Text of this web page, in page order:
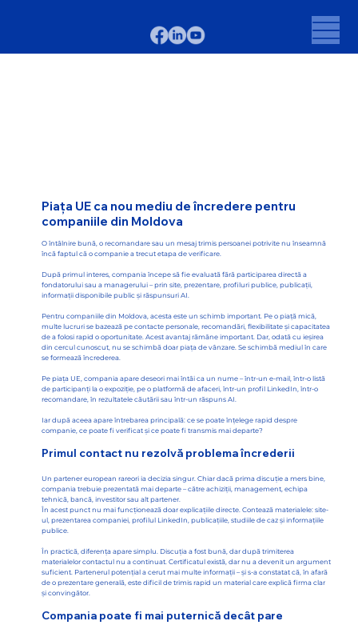
Piața UE ca nou mediu de încredere pentru
companiile din Moldova
O întâlnire bună, o recomandare sau un mesaj trimis persoanei potrivite nu înseamnă
încă faptul că o companie a trecut etapa de verificare.
După primul interes, compania începe să fie evaluată fără participarea directă a
fondatorului sau a managerului – prin site, prezentare, profiluri publice, publicații,
informații disponibile public și răspunsuri AI.
Pentru companiile din Moldova, acesta este un schimb important. Pe o piață mică,
multe lucruri se bazează pe contacte personale, recomandări, flexibilitate și capacitatea
de a folosi rapid o oportunitate. Acest avantaj rămâne important. Dar, odată cu ieșirea
din cercul cunoscut, nu se schimbă doar piața de vânzare. Se schimbă mediul în care
se formează încrederea.
Pe piața UE, compania apare deseori mai întâi ca un nume – într-un e-mail, într-o listă
de participanți la o expoziție, pe o platformă de afaceri, într-un profil LinkedIn, într-o
recomandare, în rezultatele căutării sau într-un răspuns AI.
Iar după aceea apare întrebarea principală: ce se poate înțelege rapid despre
companie, ce poate fi verificat și ce poate fi transmis mai departe?
Primul contact nu rezolvă problema încrederii
Un partener european rareori ia decizia singur. Chiar dacă prima discuție a mers bine,
compania trebuie prezentată mai departe – către achiziții, management, echipa
tehnică, bancă, investitor sau alt partener.
În acest punct nu mai funcționează doar explicațiile directe. Contează materialele: site-
ul, prezentarea companiei, profilul LinkedIn, publicațiile, studiile de caz și informațiile
publice.
În practică, diferența apare simplu. Discuția a fost bună, dar după trimiterea
materialelor contactul nu a continuat. Certificatul există, dar nu a devenit un argument
suficient. Partenerul potențial a cerut mai multe informații – și s-a constatat că, în afară
de o prezentare generală, este dificil de trimis rapid un material care explică firma clar
și convingător.
Compania poate fi mai puternică decât pare